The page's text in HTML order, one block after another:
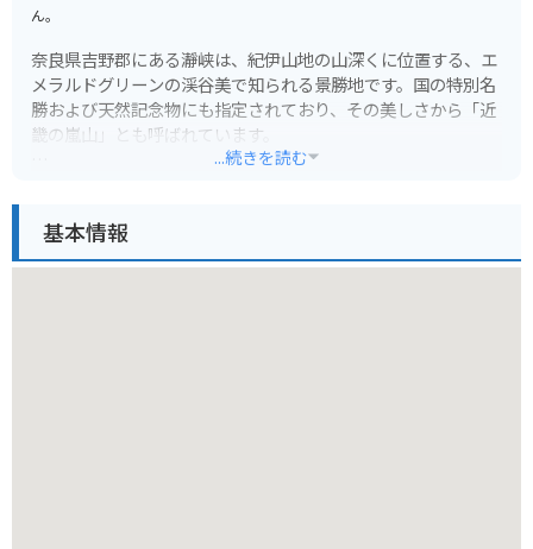
ん。
奈良県吉野郡にある瀞峡は、紀伊山地の山深くに位置する、エ
メラルドグリーンの渓谷美で知られる景勝地です。国の特別名
勝および天然記念物にも指定されており、その美しさから「近
畿の嵐山」とも呼ばれています。
と、四季折々の景色も魅力です。遊覧船に乗れば、水上から雄
大な景色を眺めることができ、おすすめです。
...続きを読む
基本情報